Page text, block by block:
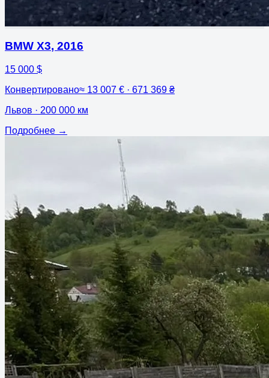
BMW X3, 2016
15 000 $
Конвертировано≈ 13 007 € · 671 369 ₴
Львов · 200 000 км
Подробнее →